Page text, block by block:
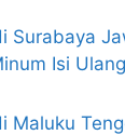
Surabaya
Isi
Maluku